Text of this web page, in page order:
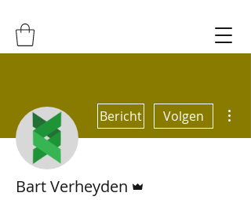
Bericht Volgen
Bart Verheyden